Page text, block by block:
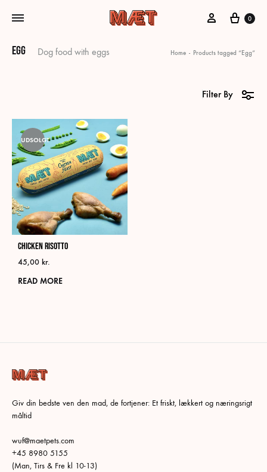
My Account
Cart
0
Egg Dog food with eggs Home - Products tagged “Egg”
Filter By
UDSOLGT
Chicken Risotto
45,00 kr.
READ MORE
Giv din bedste ven den mad, de fortjener: Et friskt, lækkert og næringsrigt
måltid
wuf@maetpets.com
+45 8980 5155
(Man, Tirs & Fre kl 10-13)